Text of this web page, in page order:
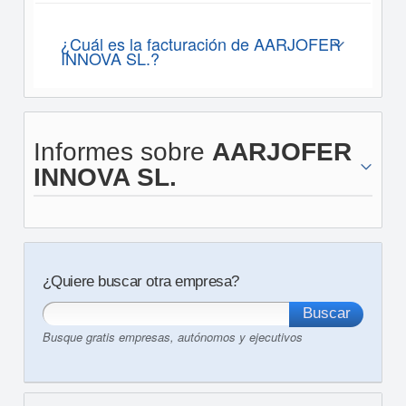
¿Cuál es la facturación de AARJOFER
INNOVA SL.?
Informes sobre AARJOFER
INNOVA SL.
¿Quiere buscar otra empresa?
Busque gratis empresas, autónomos y ejecutivos